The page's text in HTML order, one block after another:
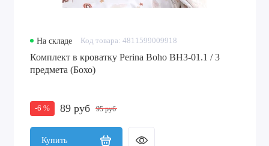
На складе Код товара: 4811599009918
Комплект в кроватку Perina Boho BH3-01.1 / 3
предмета (Бохо)
-6 % 89 руб 95 руб
Купить